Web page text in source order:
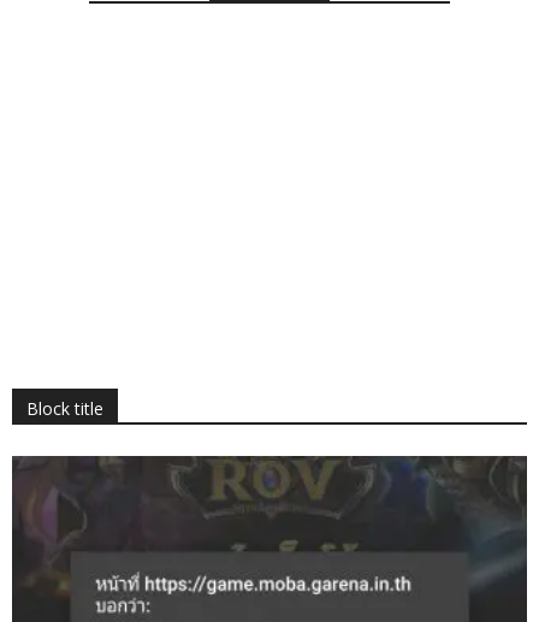
Block title